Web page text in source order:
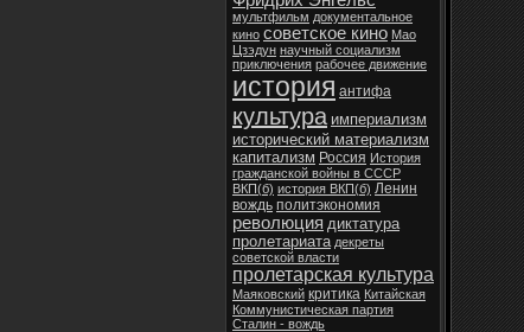
мультфильм документальное
кино советское кино Мао
Цзэдун научный социализм
приключения рабочее движение
история антифа
культура империализм
исторический материализм
капитализм Россия История
гражданской войны в СССР
ВКП(б) история ВКП(б) Ленин
вождь политэкономия
революция диктатура
пролетариата декреты
советской власти
пролетарская культура
Маяковский критика Китайская
Коммунистическая партия
Сталин - вождь